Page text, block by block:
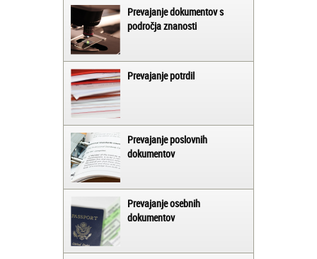
Prevajanje dokumentov s
področja znanosti
Prevajanje potrdil
Prevajanje poslovnih
dokumentov
Prevajanje osebnih
dokumentov